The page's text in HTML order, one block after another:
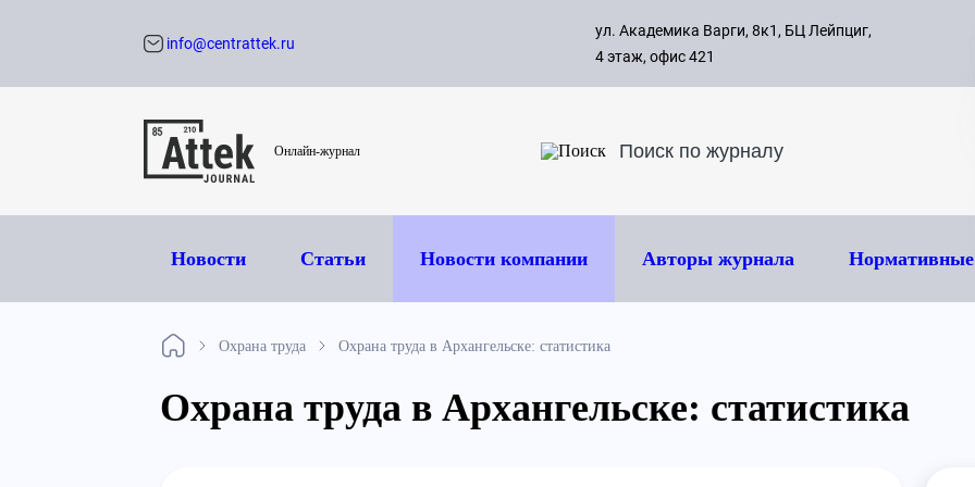
с 09:00
8 495
info@centrattek.ru
ул. Академика Варги, 8к1, БЦ Лейпциг,
4 этаж, офис 421
Онлайн-журнал
Новости Статьи Новости компании Авторы журнала
Охрана труда Охрана труда в Архангельске: статистика
Охрана труда в Архангельске: статистика